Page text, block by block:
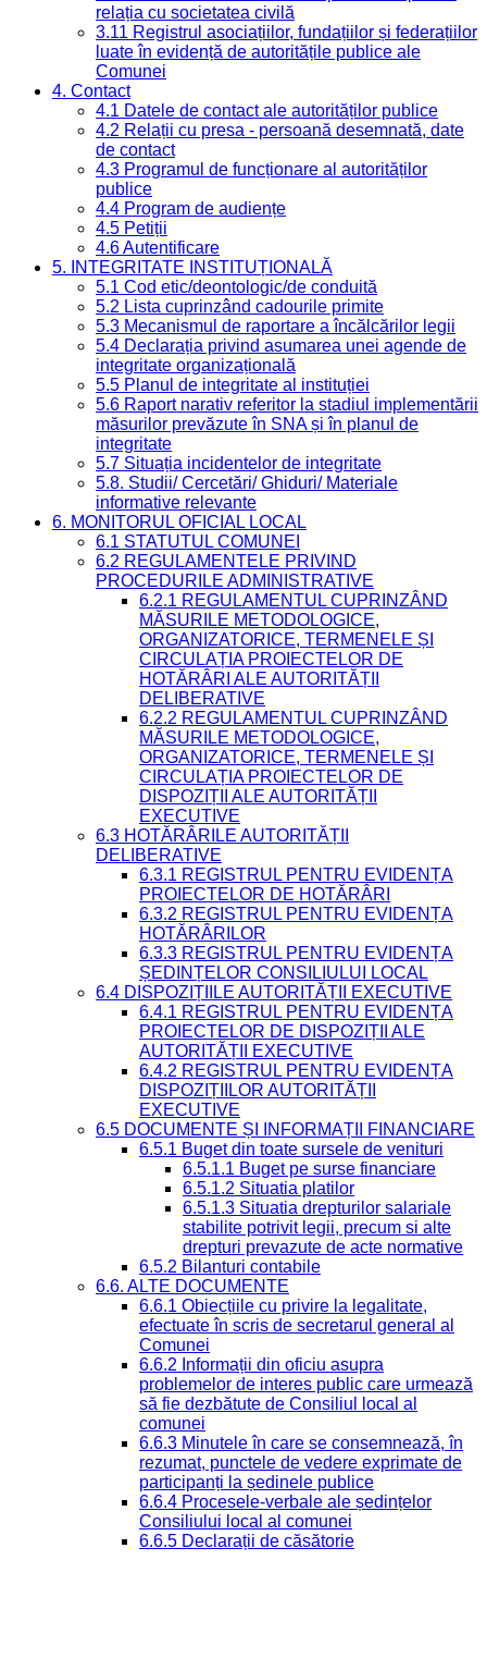
relația cu societatea civilă
3.11 Registrul asociațiilor, fundațiilor și federațiilor
luate în evidență de autoritățile publice ale
Comunei
4. Contact
4.1 Datele de contact ale autorităților publice
4.2 Relații cu presa - persoană desemnată, date
de contact
4.3 Programul de funcționare al autorităților
publice
4.4 Program de audiențe
4.5 Petiții
4.6 Autentificare
5. INTEGRITATE INSTITUȚIONALĂ
5.1 Cod etic/deontologic/de conduită
5.2 Lista cuprinzând cadourile primite
5.3 Mecanismul de raportare a încălcărilor legii
5.4 Declarația privind asumarea unei agende de
integritate organizațională
5.5 Planul de integritate al instituției
5.6 Raport narativ referitor la stadiul implementării
măsurilor prevăzute în SNA și în planul de
integritate
5.7 Situația incidentelor de integritate
5.8. Studii/ Cercetări/ Ghiduri/ Materiale
informative relevante
6. MONITORUL OFICIAL LOCAL
6.1 STATUTUL COMUNEI
6.2 REGULAMENTELE PRIVIND
PROCEDURILE ADMINISTRATIVE
6.2.1 REGULAMENTUL CUPRINZÂND
MĂSURILE METODOLOGICE,
ORGANIZATORICE, TERMENELE ȘI
CIRCULAȚIA PROIECTELOR DE
HOTĂRÂRI ALE AUTORITĂȚII
DELIBERATIVE
6.2.2 REGULAMENTUL CUPRINZÂND
MĂSURILE METODOLOGICE,
ORGANIZATORICE, TERMENELE ȘI
CIRCULAȚIA PROIECTELOR DE
DISPOZIȚII ALE AUTORITĂȚII
EXECUTIVE
6.3 HOTĂRÂRILE AUTORITĂȚII
DELIBERATIVE
6.3.1 REGISTRUL PENTRU EVIDENȚA
PROIECTELOR DE HOTĂRÂRI
6.3.2 REGISTRUL PENTRU EVIDENȚA
HOTĂRÂRILOR
6.3.3 REGISTRUL PENTRU EVIDENȚA
ȘEDINȚELOR CONSILIULUI LOCAL
6.4 DISPOZIȚIILE AUTORITĂȚII EXECUTIVE
6.4.1 REGISTRUL PENTRU EVIDENȚA
PROIECTELOR DE DISPOZIȚII ALE
AUTORITĂȚII EXECUTIVE
6.4.2 REGISTRUL PENTRU EVIDENȚA
DISPOZIȚIILOR AUTORITĂȚII
EXECUTIVE
6.5 DOCUMENTE ȘI INFORMAȚII FINANCIARE
6.5.1 Buget din toate sursele de venituri
6.5.1.1 Buget pe surse financiare
6.5.1.2 Situatia platilor
6.5.1.3 Situatia drepturilor salariale
stabilite potrivit legii, precum si alte
drepturi prevazute de acte normative
6.5.2 Bilanturi contabile
6.6. ALTE DOCUMENTE
6.6.1 Obiecțiile cu privire la legalitate,
efectuate în scris de secretarul general al
Comunei
6.6.2 Informații din oficiu asupra
problemelor de interes public care urmează
să fie dezbătute de Consiliul local al
comunei
6.6.3 Minutele în care se consemnează, în
rezumat, punctele de vedere exprimate de
participanți la ședinele publice
6.6.4 Procesele-verbale ale ședințelor
Consiliului local al comunei
6.6.5 Declarații de căsătorie